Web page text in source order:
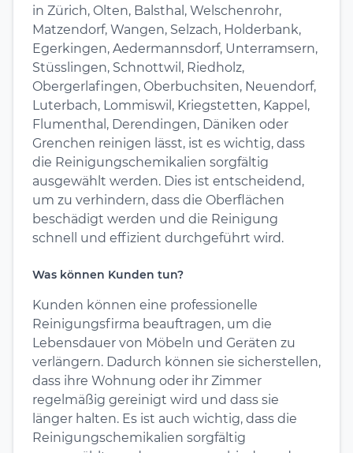
in Zürich, Olten, Balsthal, Welschenrohr,
Matzendorf, Wangen, Selzach, Holderbank,
Egerkingen, Aedermannsdorf, Unterramsern,
Stüsslingen, Schnottwil, Riedholz,
Obergerlafingen, Oberbuchsiten, Neuendorf,
Luterbach, Lommiswil, Kriegstetten, Kappel,
Flumenthal, Derendingen, Däniken oder
Grenchen reinigen lässt, ist es wichtig, dass
die Reinigungschemikalien sorgfältig
ausgewählt werden. Dies ist entscheidend,
um zu verhindern, dass die Oberflächen
beschädigt werden und die Reinigung
schnell und effizient durchgeführt wird.
Was können Kunden tun?
Kunden können eine professionelle
Reinigungsfirma beauftragen, um die
Lebensdauer von Möbeln und Geräten zu
verlängern. Dadurch können sie sicherstellen,
dass ihre Wohnung oder ihr Zimmer
regelmäßig gereinigt wird und dass sie
länger halten. Es ist auch wichtig, dass die
Reinigungschemikalien sorgfältig